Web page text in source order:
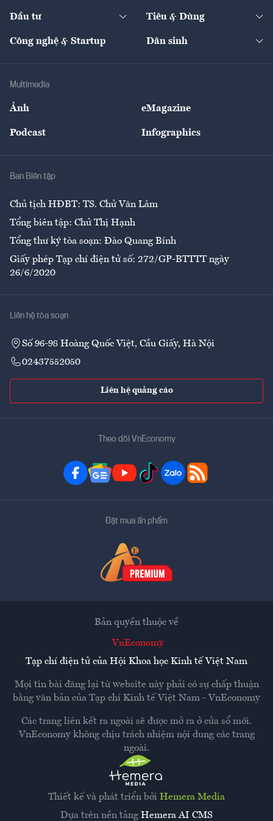
Quản trị số
Tư vấn
Thị trường
Nông sản
The Guide
Đầu tư Tiêu & Dùng
Giải trí
Công nghệ & Startup Dân sinh
Multimedia
Ảnh eMagazine
Podcast Infographics
Ban Biên tập
Chủ tịch HĐBT: TS. Chử Văn Lâm
Tổng biên tập: Chử Thị Hạnh
Tổng thư ký tòa soạn: Đào Quang Bính
Giấy phép Tạp chí điện tử số: 272/GP-BTTTT ngày
26/6/2020
Liên hệ tòa soạn
Số 96-98 Hoàng Quốc Việt, Cầu Giấy, Hà Nội
02437552050
Liên hệ quảng cáo
Theo dõi VnEconomy
Đặt mua ấn phẩm
Thiết kế và phát triển bởi Hemera Media
Dựa trên nền tảng Hemera AI CMS
Bản quyền thuộc về
VnEconomy
Tạp chí điện tử của Hội Khoa học Kinh tế Việt Nam
Mọi tin bài đăng lại từ website này phải có sự chấp thuận
bằng văn bản của Tạp chí Kinh tế Việt Nam - VnEconomy
Các trang liên kết ra ngoài sẽ được mở ra ở cửa sổ mới.
VnEconomy không chịu trách nhiệm nội dung các trang
ngoài.